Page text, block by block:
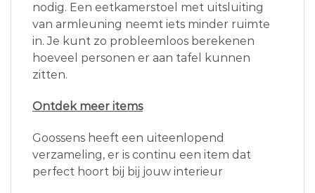
nodig. Een eetkamerstoel met uitsluiting
van armleuning neemt iets minder ruimte
in. Je kunt zo probleemloos berekenen
hoeveel personen er aan tafel kunnen
zitten.
Ontdek meer items
Goossens heeft een uiteenlopend
verzameling, er is continu een item dat
perfect hoort bij bij jouw interieur